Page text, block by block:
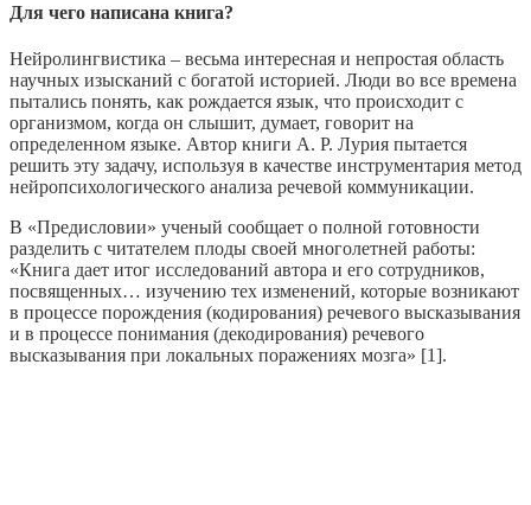
Для чего написана книга?
Нейролингвистика – весьма интересная и непростая область
научных изысканий с богатой историей. Люди во все времена
пытались понять, как рождается язык, что происходит с
организмом, когда он слышит, думает, говорит на
определенном языке. Автор книги А. Р. Лурия пытается
решить эту задачу, используя в качестве инструментария метод
нейропсихологического анализа речевой коммуникации.
В «Предисловии» ученый сообщает о полной готовности
разделить с читателем плоды своей многолетней работы:
«Книга дает итог исследований автора и его сотрудников,
посвященных… изучению тех изменений, которые возникают
в процессе порождения (кодирования) речевого высказывания
и в процессе понимания (декодирования) речевого
высказывания при локальных поражениях мозга» [1].